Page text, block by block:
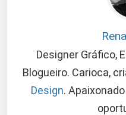
Designer Gráfico,
Blogueiro. Carioca,
Design.